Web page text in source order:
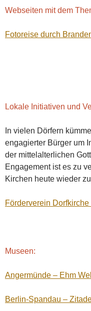
Webseiten mit dem
Fotoreise durch
Lokale Initiativen und
In vielen Dörfern
engagierter Bürger um
der mittelalterlichen
Engagement ist es zu
Kirchen heute wieder
Förderverein Dorfkirche
Museen:
Angermünde – Ehm
Berlin-Spandau –